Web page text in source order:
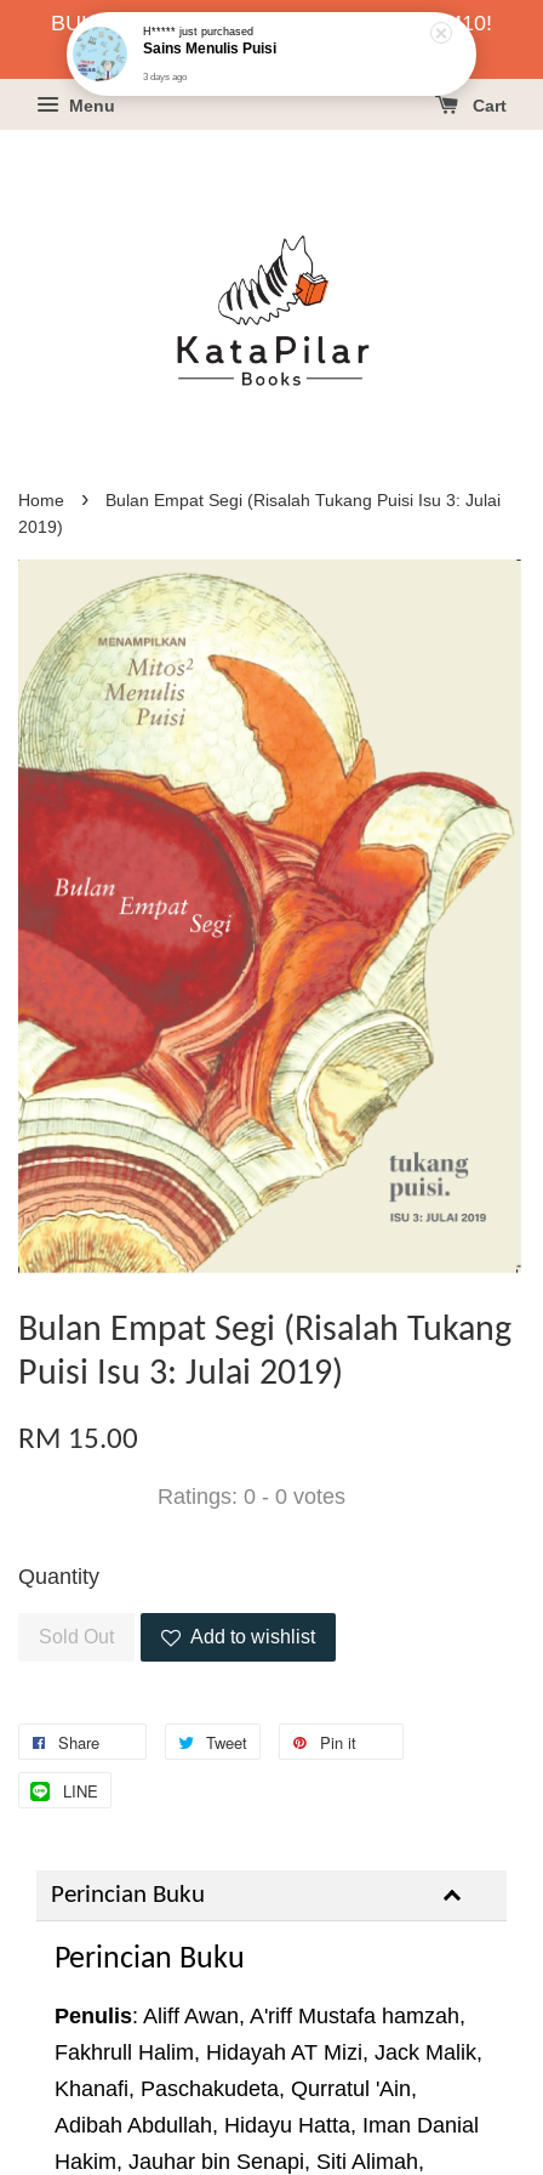
BUKU HARGA RAHMAH SERENDAH RM10!
KLIK SINI UNTUK PESAN!
Menu Cart
Home ›
Bulan Empat Segi (Risalah Tukang Puisi Isu 3: Julai
2019)
Bulan Empat Segi (Risalah Tukang
Puisi Isu 3: Julai 2019)
RM 15.00
Ratings: 0 - 0 votes
Quantity
Sold Out Add to wishlist
Share Tweet Pin it
LINE
Perincian Buku
Perincian Buku
Penulis: Aliff Awan, A'riff Mustafa hamzah,
Fakhrull Halim, Hidayah AT Mizi, Jack Malik,
Khanafi, Paschakudeta, Qurratul 'Ain,
Adibah Abdullah, Hidayu Hatta, Iman Danial
Hakim, Jauhar bin Senapi, Siti Alimah,
H*****just purchased
Sains Menulis Puisi
3 days ago